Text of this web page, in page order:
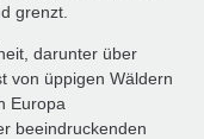
grenzt.
darunter über
von üppigen Wäldern
Europa
beeindruckenden